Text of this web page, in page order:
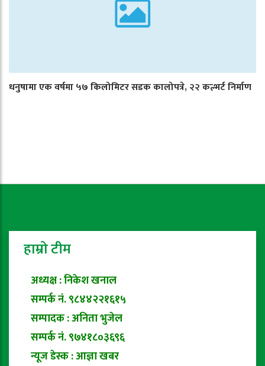
धनुषामा एक वर्षमा ५७ किलोमिटर सडक कालोपत्रे, २२ कल्भर्ट निर्माण
हाम्रो टीम
अध्यक्ष : निकेश खनाल
सम्पर्क नं. ९८४४२२१६१५
सम्पादक : अनिता भुजेल
सम्पर्क नं. ९७४१८०३६९६
न्यूज डेस्क : आज्ञा खबर